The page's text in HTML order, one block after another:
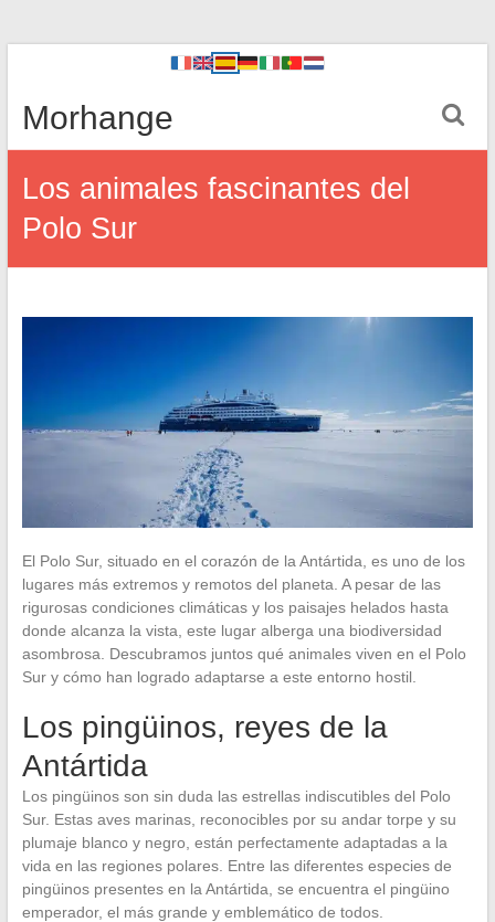
Morhange
Los animales fascinantes del
Polo Sur
El Polo Sur, situado en el corazón de la Antártida, es uno de los
lugares más extremos y remotos del planeta. A pesar de las
rigurosas condiciones climáticas y los paisajes helados hasta
donde alcanza la vista, este lugar alberga una biodiversidad
asombrosa. Descubramos juntos qué animales viven en el Polo
Sur y cómo han logrado adaptarse a este entorno hostil.
Los pingüinos, reyes de la
Antártida
Los pingüinos son sin duda las estrellas indiscutibles del Polo
Sur. Estas aves marinas, reconocibles por su andar torpe y su
plumaje blanco y negro, están perfectamente adaptadas a la
vida en las regiones polares. Entre las diferentes especies de
pingüinos presentes en la Antártida, se encuentra el pingüino
emperador, el más grande y emblemático de todos.